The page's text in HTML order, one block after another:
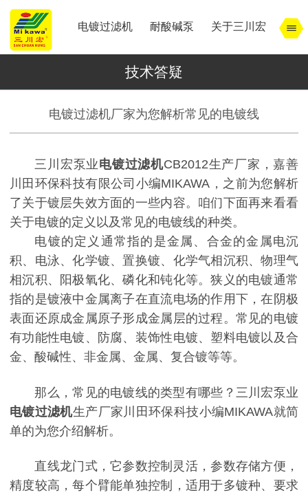
电镀过滤机 耐酸碱泵 关于三川宏
技术答疑
电镀过滤机厂家为您解析常见的电镀线
三川宏泵业电镀过滤机CB2012生产厂家，嘉善
川田环保科技有限公司小编MIKAWA，之前为您解析
了关于镀层失效方面的一些内容。咱们下面再来看看
关于电镀的定义以及常见的电镀线的种类。
电镀的定义通常指的是金属、合金的金属电沉
积、电泳、化学镀、置换镀、化学气相沉积、物理气
相沉积、阳极氧化、磷化和钝化等。狭义的电镀通常
指的是镀液中金属离子在直流电场的作用下，在阴极
表面还原成金属原子形成金属层的过程。常见的电镀
有功能性电镀、防腐、装饰性电镀、塑料电镀以及合
金、酸碱性、非金属、金属、复合镀等等。
那么，常见的电镀线的类型有哪些？ 三川宏泵业
电镀过滤机生产厂家川田环保科技小编MIKAWA就简
单的为您介绍解析。
直线龙门式，它参数控制灵活，参数存储方便，
精度较高，每个臂能单独控制，适用于多镀种、要求